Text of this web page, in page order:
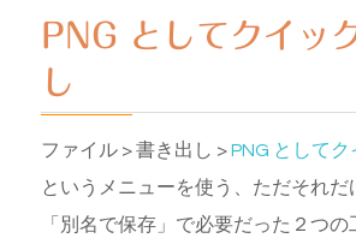
PNG としてクイッ
し
ファイル > 書き出し >PNG としてク
というメニューを使う、ただそれだ
「別名で保存」で必要だった２つ